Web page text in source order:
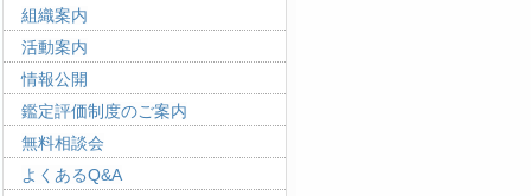
組織案内
活動案内
情報公開
鑑定評価制度のご案内
無料相談会
よくあるQ&A